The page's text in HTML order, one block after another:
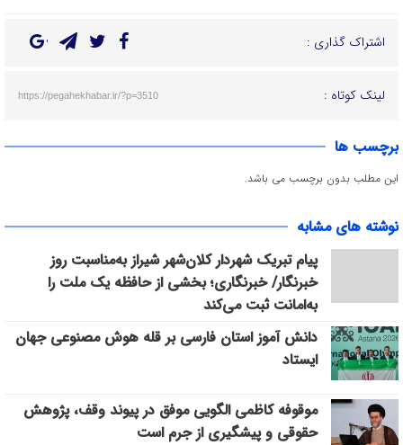
اشتراک گذاری :
لینک کوتاه : https://pegahekhabar.ir/?p=3510
برچسب ها
این مطلب بدون برچسب می باشد.
نوشته های مشابه
پیام تبریک شهردار کلان‌شهر شیراز به‌مناسبت روز
خبرنگار/ خبرنگاری؛ بخشی از حافظه یک ملت را
به‌امانت ثبت می‌کند
دانش آموز استان فارسی بر قله هوش مصنوعی جهان
ایستاد
موقوفه کاظمی الگویی موفق در پیوند وقف، پژوهش
حقوقی و پیشگیری از جرم است